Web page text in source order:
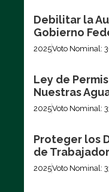
Debilitar la
Gobierno
2025Voto Nominal:
Ley de
Nuestras
2025Voto Nominal:
Proteger los
de
2025Voto Nominal: